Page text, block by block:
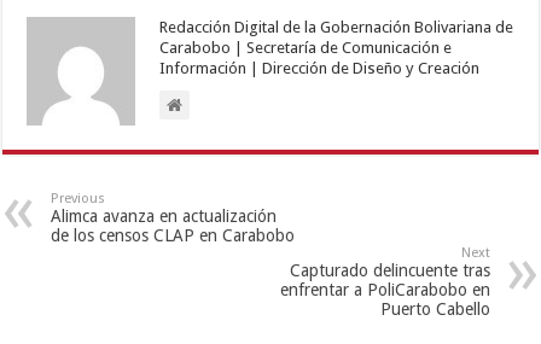
Redacción Digital de la Gobernación Bolivariana de
Carabobo | Secretaría de Comunicación e
Información | Dirección de Diseño y Creación
Previous
Alimca avanza en actualización
de los censos CLAP en Carabobo
Next
Capturado delincuente tras
enfrentar a PoliCarabobo en
Puerto Cabello